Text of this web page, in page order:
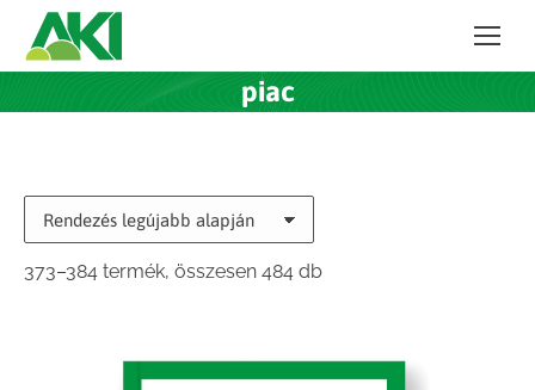
piac
373–384 termék, összesen 484 dbSorted